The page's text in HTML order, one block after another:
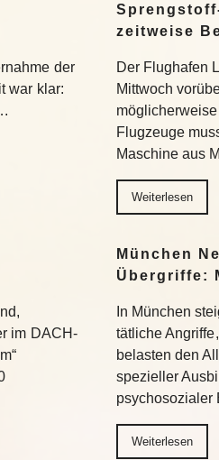
der
war klar:
zeitweise
Der Flughafen
Mittwoch
Flugzeuge
Maschine aus
Weiterlesen
im DACH-
München
Übergriffe:
In München
tätliche
belasten den
spezieller
Weiterlesen